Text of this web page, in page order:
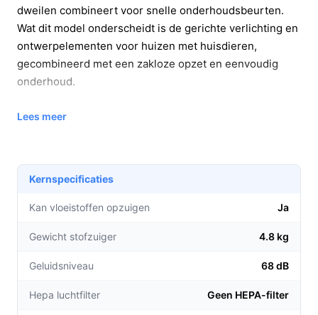
dweilen combineert voor snelle onderhoudsbeurten.
Wat dit model onderscheidt is de gerichte verlichting en
ontwerpelementen voor huizen met huisdieren,
gecombineerd met een zakloze opzet en eenvoudig
onderhoud.
Belangrijkste voordelen
compacte voorbeelden van wat je direct merkt in huis.
Effectief nat en droog reinigen: stofzuigen en
vlekken sneller weg zijn.
verlichting maakt haar en vuil beter zichtbaar,
waardoor je geen plekken overslaat.
Lees meer
Kernspecificaties
Kan vloeistoffen opzuigen Ja
Gewicht stofzuiger 4.8 kg
Geluidsniveau 68 dB
Hepa luchtfilter Geen HEPA-filter